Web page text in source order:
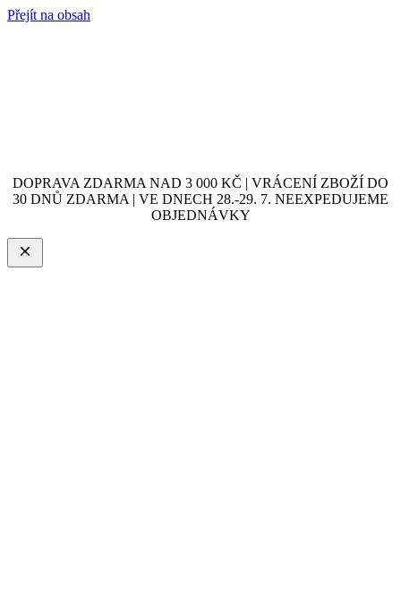
Přejít na obsah
DOPRAVA ZDARMA NAD 3 000 KČ | VRÁCENÍ ZBOŽÍ DO
30 DNŮ ZDARMA | VE DNECH 28.-29. 7. NEEXPEDUJEME
OBJEDNÁVKY